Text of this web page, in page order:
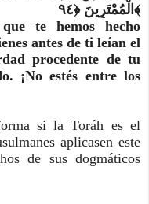
الْمُمْتَرِينَ ﴿٩٤﴾
te hemos hecho
antes de ti leían el
procedente de tu
¡No estés entre los
si la Toráh es el
aplicasen este
de sus dogmáticos